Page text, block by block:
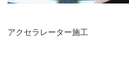
アクセラレーター施工